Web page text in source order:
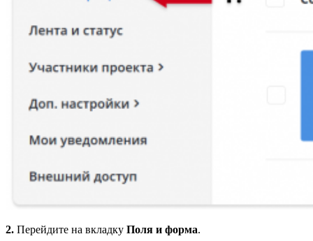
2. Перейдите на вкладку Поля и форма.